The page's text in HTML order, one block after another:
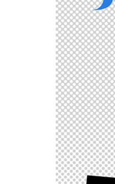
4장 캐나다, 자기
수 로드리게즈
의사조력죽음,
5장 미국, 개인에
자비의 천사인가
6장 스위스, 조력
1942년, 조력임
어디까지 인정할
7장 대만, 아시아
44년간 17세에
8장 대한민국, 조
조력죽음을 둘
책임질 것인가